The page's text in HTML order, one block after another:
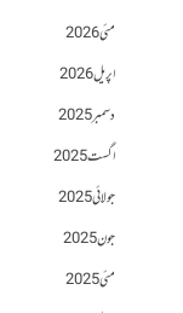
مئی 2026
اپریل 2026
دسمبر 2025
اگست 2025
جولائی 2025
جون 2025
مئی 2025